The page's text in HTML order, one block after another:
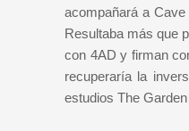
acompañará a
Resultaba más que
con 4AD y firman
recuperaría la
estudios The